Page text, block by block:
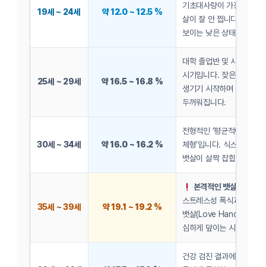
19세 ~ 24세 약 12.0 ~ 12.5 %
기초대사량이 가장 타는
살이 잘 안 찝니다. 근육선
보이는 낮은 상태입니다.
25세 ~ 29세 약 16.5 ~ 16.8 %
대학 졸업반 및 사회 초년
시기입니다. 잦은 음주로
생기기 시작하며 복부 피
두꺼워집니다.
30세 ~ 34세 약 16.0 ~ 16.2 %
전형적인 ‘평균적이고 둥
체형’입니다. 식스팩 복근
뱃살이 살짝 잡힙니다.
35세 ~ 39세 약 19.1 ~ 19.2 %
본격적인 뱃살 비만 예
스트레스성 폭식과 회식
뱃살(Love Handle)이 허
심하게 덮이는 시작점입니
건강 검진 결과에 놀라 급